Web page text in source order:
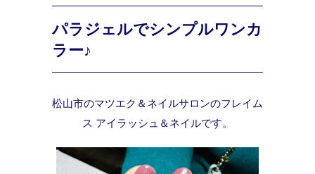
パラジェルでシンプルワンカ
ラー♪
松山市のマツエク＆ネイルサロンのフレイム
ス アイラッシュ＆ネイルです。